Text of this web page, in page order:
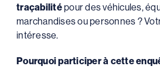
traçabilitépour des véhicules,
marchandises ou personnes ?
intéresse.
Pourquoi participer à cette